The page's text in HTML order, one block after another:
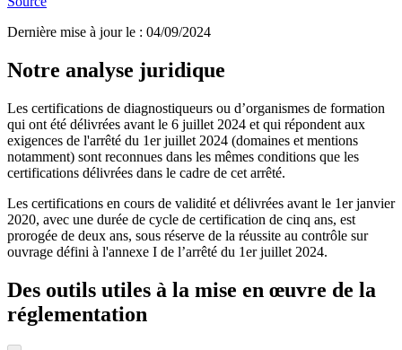
Dernière mise à jour le : 04/09/2024
Notre analyse juridique
Les certifications de diagnostiqueurs ou d’organismes de formation
qui ont été délivrées avant le 6 juillet 2024 et qui répondent aux
exigences de l'arrêté du 1er juillet 2024 (domaines et mentions
notamment) sont reconnues dans les mêmes conditions que les
certifications délivrées dans le cadre de cet arrêté.
Les certifications en cours de validité et délivrées avant le 1er janvier
2020, avec une durée de cycle de certification de cinq ans, est
prorogée de deux ans, sous réserve de la réussite au contrôle sur
ouvrage défini à l'annexe I de l’arrêté du 1er juillet 2024.
Des outils utiles à la mise en œuvre de la
réglementation